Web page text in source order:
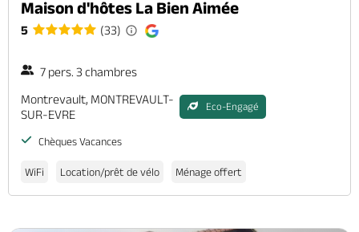
Maison d'hôtes La Bien Aimée
5 (33)
7 pers. 3 chambres
Montrevault, MONTREVAULT-
SUR-EVRE
Eco-Engagé
Chèques Vacances
WiFi Location/prêt de vélo Ménage offert